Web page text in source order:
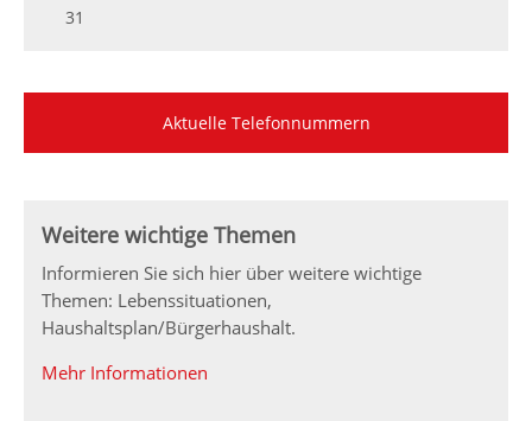
31
Aktuelle Telefonnummern
Weitere wichtige Themen
Informieren Sie sich hier über weitere wichtige
Themen: Lebenssituationen,
Haushaltsplan/Bürgerhaushalt.
Mehr Informationen